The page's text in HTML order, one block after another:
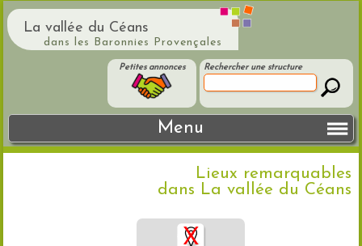
La vallée du Céans
dans les Baronnies Provençales
Rechercher une structure
Petites annonces
Menu
Lieux remarquables
dans La vallée du Céans